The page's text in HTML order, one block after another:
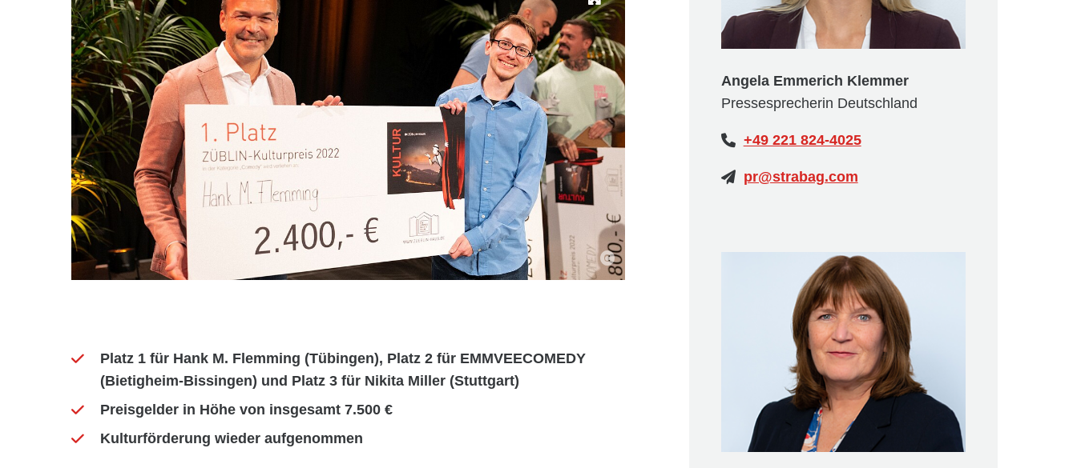
Platz 1 für Hank M. Flemming (Tübingen), Platz 2 für EMMVEECOMEDY
(Bietigheim-Bissingen) und Platz 3 für Nikita Miller (Stuttgart)
Preisgelder in Höhe von insgesamt 7.500 €
Kulturförderung wieder aufgenommen
Angela Emmerich Klemmer
Pressesprecherin Deutschland
+49 221 824-4025
pr@strabag.com